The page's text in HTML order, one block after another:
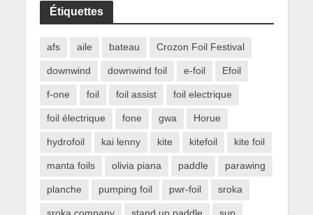
Étiquettes
afs aile bateau Crozon Foil Festival
downwind downwind foil e-foil Efoil
f-one foil foil assist foil electrique
foil électrique fone gwa Horue
hydrofoil kai lenny kite kitefoil kite foil
manta foils olivia piana paddle parawing
planche pumping foil pwr-foil sroka